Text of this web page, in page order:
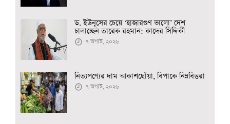
ড. ইউনূসের চেয়ে ‘হাজারগুণ ভালো’ দেশ
চালাচ্ছেন তারেক রহমান: কাদের সিদ্দিকী
৭ অগাস্ট, ২০২৬
নিত্যপণ্যের দাম আকাশছোঁয়া, বিপাকে নিম্নবিত্তরা
৭ অগাস্ট, ২০২৬